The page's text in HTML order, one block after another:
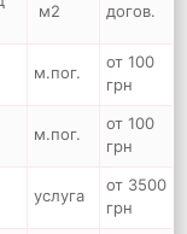
м2 догов.
м.пог.
от 100
грн
м.пог.
от 100
грн
услуга
от 3500
грн